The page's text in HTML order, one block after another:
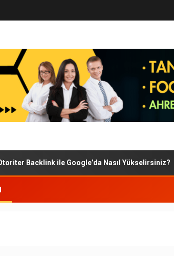
Backlink ile Google’da Nasıl Yükselirsiniz?